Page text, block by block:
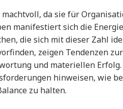
da sie für
manifestiert sich die
die sich mit dieser Zahl
zeigen Tendenzen
und materiellen
hinweisen, wie
zu halten.